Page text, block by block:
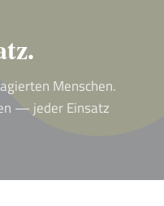
Menschen.
— jeder Einsatz